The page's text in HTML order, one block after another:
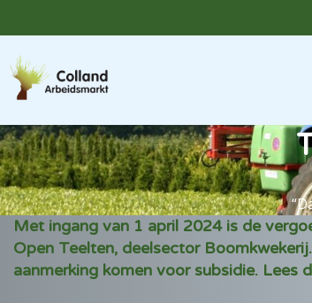
Met ingang van 1 april 2024 is de
Open Teelten, deelsector
aanmerking komen voor subsidie. Lees